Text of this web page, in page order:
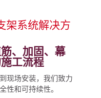
架系统解决方
、加固、幕
工流程
现场安装，我们致力
性和可持续性。